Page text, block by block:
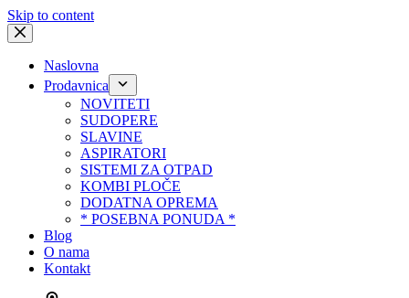
Skip to content
Naslovna
Prodavnica
NOVITETI
SUDOPERE
SLAVINE
ASPIRATORI
SISTEMI ZA OTPAD
KOMBI PLOČE
DODATNA OPREMA
* POSEBNA PONUDA *
Blog
O nama
Kontakt